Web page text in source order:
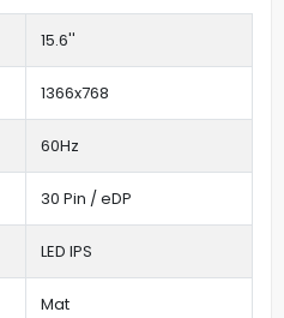
15.6''
1366x768
60Hz
30 Pin / eDP
LED IPS
Mat